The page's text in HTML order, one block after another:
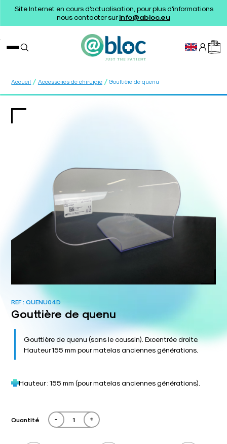
Site Internet en cours d'actualisation, pour plus d'informations
nous contacter surinfo@abloc.eu
Accueil / Accessoires de chirurgie / Gouttière de quenu
REF :QUENU04D
Gouttière de quenu
Gouttière de quenu (sans le coussin). Excentrée droite.
Hauteur 155 mm pour matelas anciennes générations.
Hauteur : 155 mm (pour matelas anciennes générations).
Quantité - +